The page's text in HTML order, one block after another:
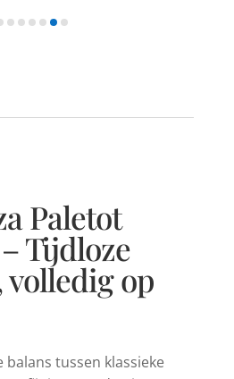
Paletot
Tijdloze
volledig op
tussen klassieke